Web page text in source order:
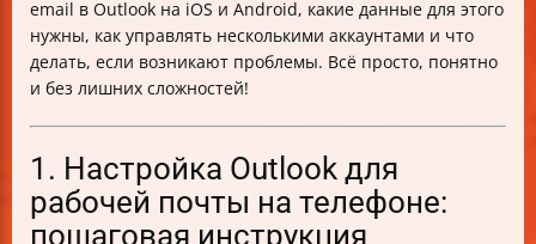
email в Outlook на iOS и Android, какие данные для этого
нужны, как управлять несколькими аккаунтами и что
делать, если возникают проблемы. Всё просто, понятно
и без лишних сложностей!
1. Настройка Outlook для
рабочей почты на телефоне:
пошаговая инструкция